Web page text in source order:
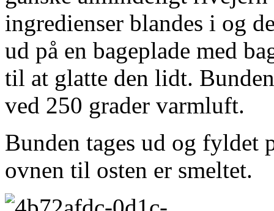
ingredienser blandes i og
ud på en bageplade med
til at glatte den lidt.
ved 250 grader varmluft.
Bunden tages ud og fyldet
ovnen til osten er smeltet.